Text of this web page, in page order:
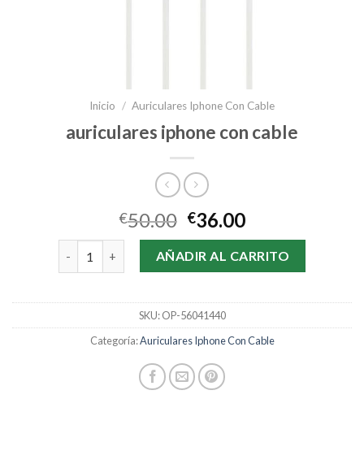
Inicio / Auriculares Iphone Con Cable
auriculares iphone con cable
€50.00 €36.00
auriculares iphone con cable cantidad
AÑADIR AL CARRITO
SKU:OP-56041440
Categoría:Auriculares Iphone Con Cable